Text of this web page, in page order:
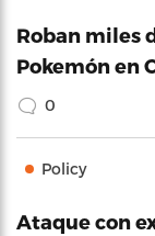
Roban miles
Pokemón en
0
Policy
Ataque con